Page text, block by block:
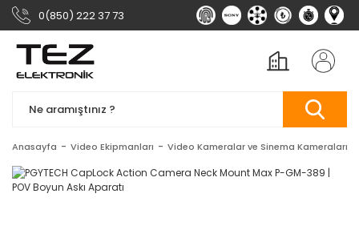
0(850) 222 37 73
Anasayfa Video Ekipmanları Video Kameralar ve Sinema Kameraları